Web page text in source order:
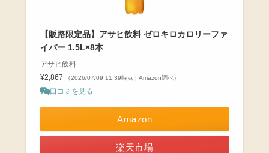
【販路限定品】アサヒ飲料 ゼロキロカロリーファ
イバー 1.5L×8本
アサヒ飲料
¥2,867
（2026/07/09 11:39時点 | Amazon調べ）
口コミを見る
Amazon
楽天市場